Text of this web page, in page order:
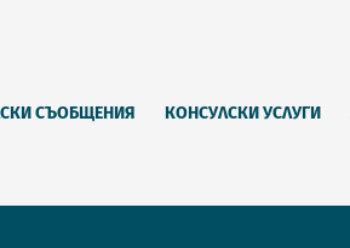
СЪОБЩЕНИЯ КОНСУЛСКИ УСЛУГИ